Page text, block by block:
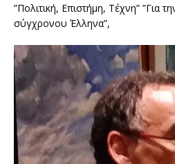
”Πολιτική, Επιστήμη, Τέχνη” ”Για
σύγχρονου Έλληνα”,